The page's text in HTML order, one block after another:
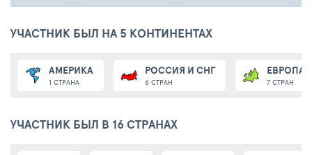
УЧАСТНИК БЫЛ НА 5 КОНТИНЕНТАХ
АМЕРИКА
1 СТРАНА
РОССИЯ И СНГ
6 СТРАН
ЕВРОПА
7 СТРАН
УЧАСТНИК БЫЛ В 16 СТРАНАХ